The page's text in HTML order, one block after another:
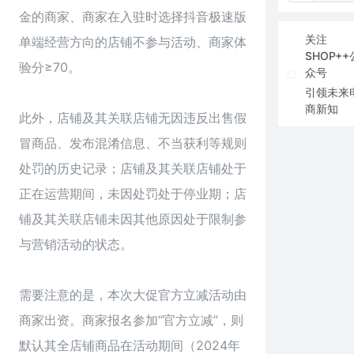
金的商家、商家在入驻时选择抖音极速版
单端经营方向的店铺不参与活动、商家体
验分≥70。
此外，店铺及其关联店铺无因违反出售假
冒商品、发布混淆信息、不当获利等规则
处罚的历史记录；店铺及其关联店铺处于
正在运营期间，未因处罚处于停业期；店
铺及其关联店铺未因其他原因处于限制参
与营销活动的状态。
需要注意的是，本次大促官方立减活动由
商家出资。商家报名参加“官方立减”，则
默认其全店铺商品在活动期间（2024年
关注
SHOP++
众号
引领未来
商新知